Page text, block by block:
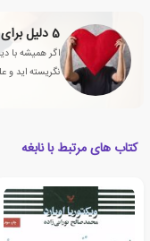
5 دلیل برای خواندن رمان‌های عاشقانه‌‌ و تأثیر آن بر زندگی
اگر همیشه با
نگریسته اید و
کتاب های مرتبط با نابغه